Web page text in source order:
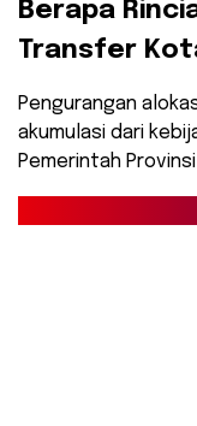
​Berapa
Transfer
​Pengurangan
akumulasi dari
Pemerintah